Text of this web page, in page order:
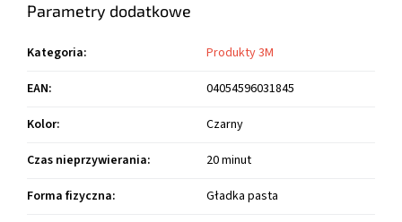
Parametry dodatkowe
Kategoria:
Produkty 3M
EAN:
04054596031845
Kolor:
Czarny
Czas nieprzywierania:
20 minut
Forma fizyczna:
Gładka pasta